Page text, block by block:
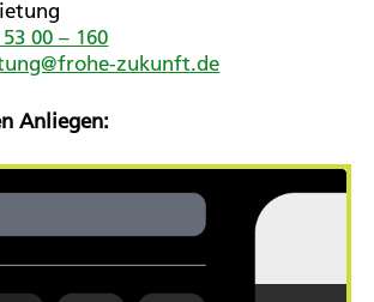
00 – 160
zukunft.de
Anliegen: